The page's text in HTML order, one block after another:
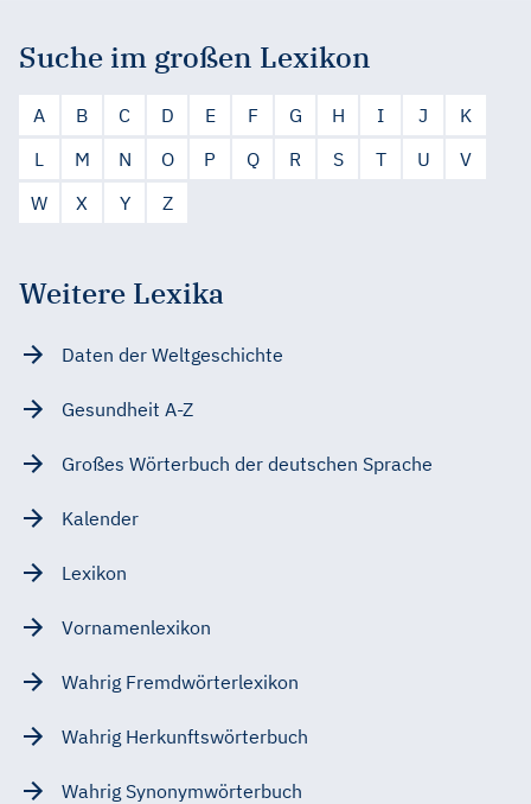
Suche im großen Lexikon
A B C D E F G H I J
K
L
M N O P Q R S T U
V
W
X Y Z
Weitere Lexika
Daten der Weltgeschichte
Gesundheit A-Z
Großes Wörterbuch der deutschen Sprache
Kalender
Lexikon
Vornamenlexikon
Wahrig Fremdwörterlexikon
Wahrig Herkunftswörterbuch
Wahrig Synonymwörterbuch